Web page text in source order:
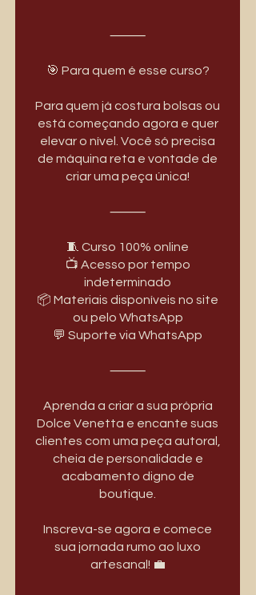
⸻
🎯 Para quem é esse curso?
Para quem já costura bolsas ou
está começando agora e quer
elevar o nível. Você só precisa
de máquina reta e vontade de
criar uma peça única!
⸻
🧵 Curso 100% online
📺 Acesso por tempo
indeterminado
📦 Materiais disponíveis no site
ou pelo WhatsApp
💬 Suporte via WhatsApp
⸻
Aprenda a criar a sua própria
Dolce Venetta e encante suas
clientes com uma peça autoral,
cheia de personalidade e
acabamento digno de
boutique.
Inscreva-se agora e comece
sua jornada rumo ao luxo
artesanal! 💼